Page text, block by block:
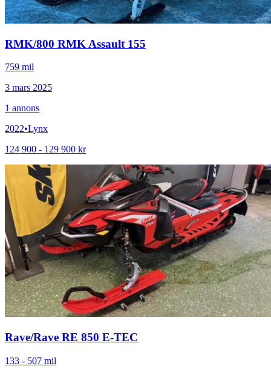
RMK/800 RMK Assault 155
759 mil
3 mars 2025
1 annons
2022•Lynx
124 900 - 129 900 kr
Rave/Rave RE 850 E-TEC
133 - 507 mil